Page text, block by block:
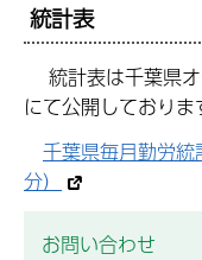
統計表
統計表は千葉県オ
にて公開しておりま
千葉県毎月勤労
分）
お問い合わせ